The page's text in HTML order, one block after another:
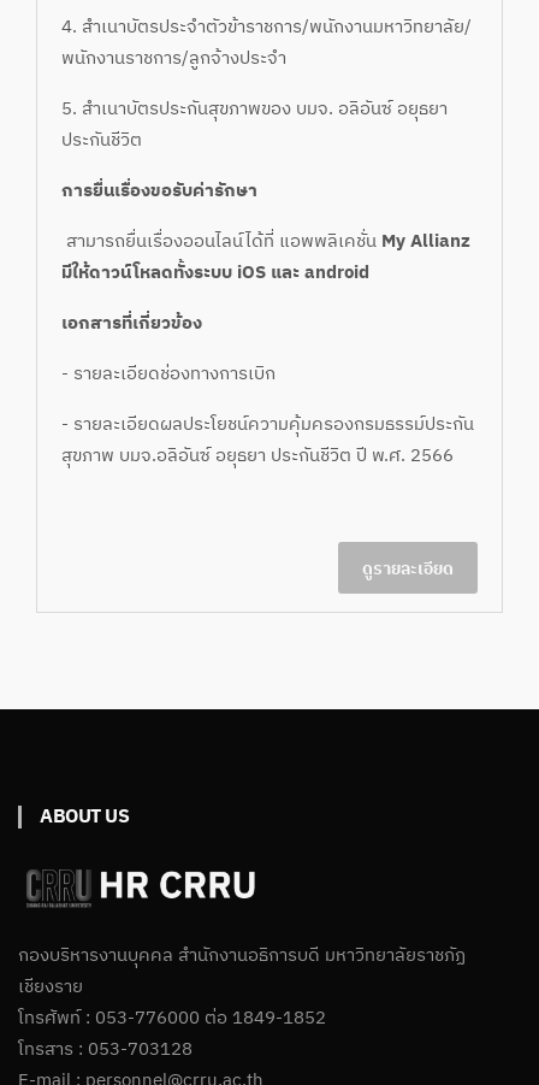
4. สำเนาบัตรประจำตัวข้าราชการ/พนักงานมหาวิทยาลัย/
พนักงานราชการ/ลูกจ้างประจำ
5. สำเนาบัตรประกันสุขภาพของ บมจ. อลิอันซ์ อยุธยา
ประกันชีวิต
การยื่นเรื่องขอรับค่ารักษา
สามารถยื่นเรื่องออนไลน์ได้ที่ แอพพลิเคชั่น My Allianz
มีให้ดาวน์โหลดทั้งระบบ iOS และ android
เอกสารที่เกี่ยวข้อง
- รายละเอียดช่องทางการเบิก
- รายละเอียดผลประโยชน์ความคุ้มครองกรมธรรม์ประกัน
สุขภาพ บมจ.อลิอันซ์ อยุธยา ประกันชีวิต ปี พ.ศ. 2566
ดูรายละเอียด
ABOUT US
กองบริหารงานบุคคล สำนักงานอธิการบดี มหาวิทยาลัยราชภัฏ
เชียงราย
โทรศัพท์ : 053-776000 ต่อ 1849-1852
โทรสาร : 053-703128